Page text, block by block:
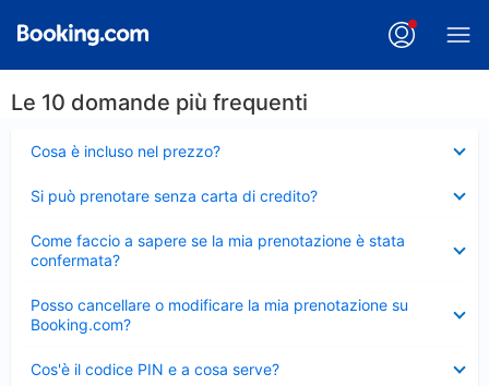
Le 10 domande più frequenti
Cosa è incluso nel prezzo?
chiuso
Si può prenotare senza carta di credito?
chiuso
Come faccio a sapere se la mia prenotazione è stata
confermata?
chiuso
Posso cancellare o modificare la mia prenotazione su
Booking.com?
chiuso
Cos'è il codice PIN e a cosa serve?
chiuso